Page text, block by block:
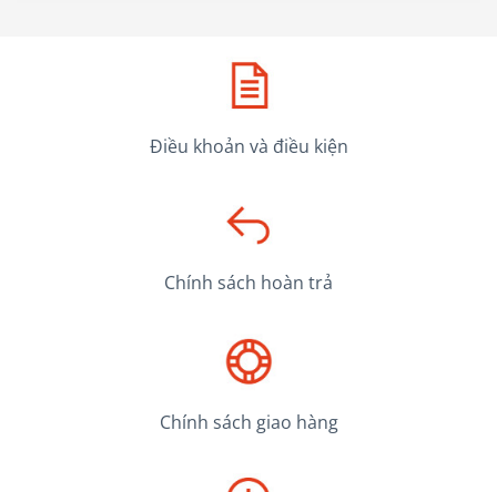
Điều khoản và điều kiện
Chính sách hoàn trả
Chính sách giao hàng